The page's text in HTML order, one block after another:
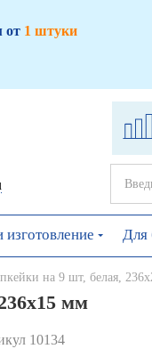
от 1 штуки
изготовление Для
на 9 шт, белая,
мм
10134